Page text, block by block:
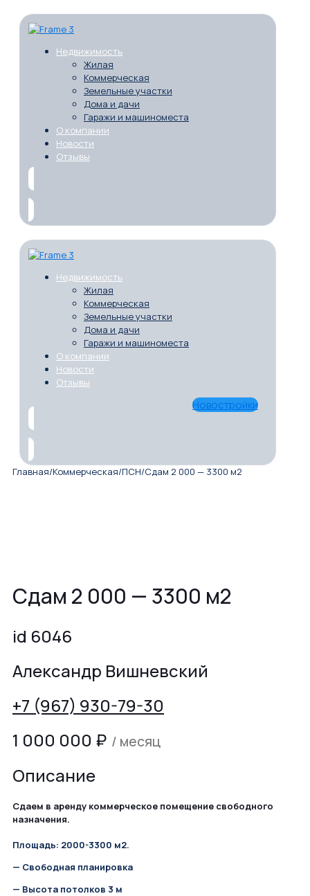
Недвижимость
Жилая
Коммерческая
Земельные участки
Дома и дачи
Гаражи и машиноместа
О компании
Новости
Отзывы
Недвижимость
Жилая
Коммерческая
Земельные участки
Дома и дачи
Гаражи и машиноместа
О компании
Новости
Отзывы
Новостройки
Главная/Коммерческая/ПСН/Сдам 2 000 — 3300 м2
Сдам 2 000 — 3300 м2
id 6046
Александр Вишневский
+7 (967) 930-79-30
1 000 000 ₽ / месяц
Описание
Сдаем в аренду коммерческое помещение свободного
назначения.
Площадь: 2000-3300 м2.
— Свободная планировка
— Высота потолков 3 м